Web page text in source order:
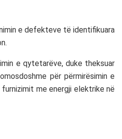
e defekteve të identifikuara
e qytetarëve, duke theksuar
për përmirësimin e
me energji elektrike në